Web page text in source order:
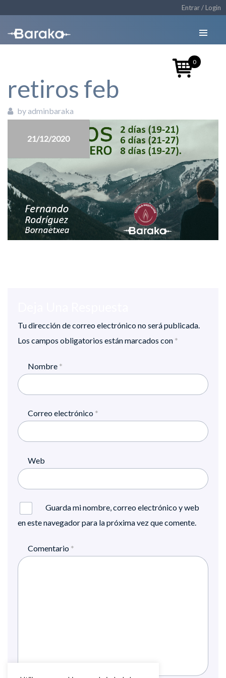
Entrar / Login
retiros feb
by adminbaraka
21/12/2020
Tu dirección de correo electrónico no será publicada.
Los campos obligatorios están marcados con *
Nombre *
Correo electrónico *
Web
Guarda mi nombre, correo electrónico y web
en este navegador para la próxima vez que comente.
Comentario *
0